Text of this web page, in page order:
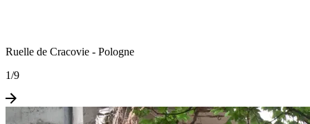
Ruelle de Cracovie - Pologne
1/9